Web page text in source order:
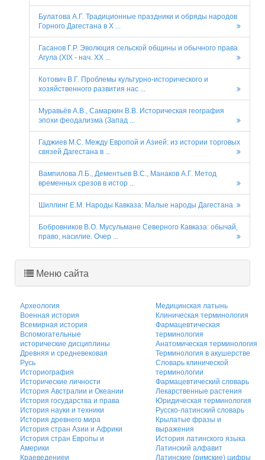
Булатова А.Г. Традиционные праздники и обряды народов
Горного Дагестана в X ...
Гасанов Г.Р. Эволюция сельской общины и обычного права
Агула (XIX - нач. XX ...
Котович В.Г. Проблемы культурно-исторического и
хозяйственного развития нас ...
Муравьёв А.В., Самаркин В.В. Историческая география
эпохи феодализма (Запад ...
Гаджиев М.С. Между Европой и Азией: из истории торговых
связей Дагестана в ...
Вампилова Л.Б., Дементьев В.С., Манаков А.Г. Метод
временных срезов в истор ...
Шиллинг Е.М. Народы Кавказа: Малые народы Дагестана
Бобровников В.О. Мусульмане Северного Кавказа: обычай,
право, насилие. Очер ...
Меню сайта
Археология
Военная история
Всемирная история
Вспомогательные
исторические дисциплины
Древняя и средневековая
Русь
Историография
Исторические личности
История Австралии и Океании
История государства и права
История науки и техники
История древнего мира
История стран Азии и Африки
История стран Европы и
Америки
Краеведениеи
Медицинская латынь
Клиническая терминология
Фармацевтическая
терминология
Анатомическая терминология
Терминология в акушерстве
Словарь клинической
терминологии
Фармацевтический словарь
Лекарственные растения
Юридическая терминология
Русско-латинский словарь
Крылатые фразы и
выражения
История латинского языка
Латинский алфавит
Латинские (римские) цифры